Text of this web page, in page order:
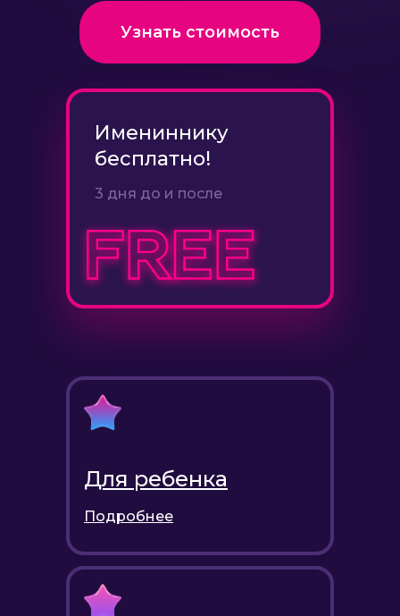
Узнать стоимость
Для ребенка
Подробнее
3 дня до и после
Имениннику
бесплатно!
Знакомы ли вам
эти мысли при